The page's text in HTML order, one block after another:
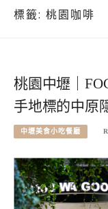
標籤: 桃園咖啡
桃園中壢｜
手地標的中原
中壢美食小吃餐廳